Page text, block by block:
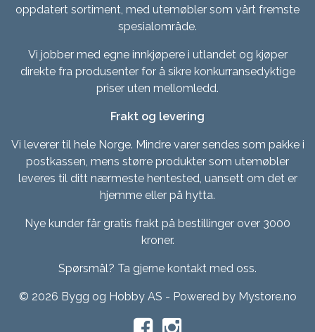
oppdatert sortiment, med utemøbler som vårt fremste
spesialområde.
Vi jobber med egne innkjøpere i utlandet og kjøper
direkte fra produsenter for å sikre konkurransedyktige
priser uten mellomledd.
Frakt og levering
Vi leverer til hele Norge. Mindre varer sendes som pakke i
postkassen, mens større produkter som utemøbler
leveres til ditt nærmeste hentested, uansett om det er
hjemme eller på hytta.
Nye kunder får gratis frakt på bestillinger over 3000
kroner.
Spørsmål? Ta gjerne kontakt med oss.
© 2026 Bygg og Hobby AS - Powered by Mystore.no